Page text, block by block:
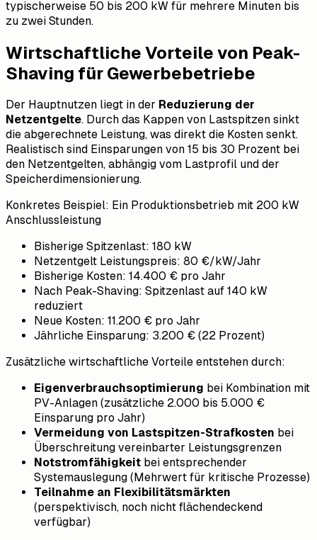
typischerweise 50 bis 200 kW für mehrere Minuten bis
zu zwei Stunden.
Wirtschaftliche Vorteile von Peak-
Shaving für Gewerbebetriebe
Der Hauptnutzen liegt in der Reduzierung der
Netzentgelte. Durch das Kappen von Lastspitzen sinkt
die abgerechnete Leistung, was direkt die Kosten senkt.
Realistisch sind Einsparungen von 15 bis 30 Prozent bei
den Netzentgelten, abhängig vom Lastprofil und der
Speicherdimensionierung.
Konkretes Beispiel: Ein Produktionsbetrieb mit 200 kW
Anschlussleistung
Bisherige Spitzenlast: 180 kW
Netzentgelt Leistungspreis: 80 €/kW/Jahr
Bisherige Kosten: 14.400 € pro Jahr
Nach Peak-Shaving: Spitzenlast auf 140 kW
reduziert
Neue Kosten: 11.200 € pro Jahr
Jährliche Einsparung: 3.200 € (22 Prozent)
Zusätzliche wirtschaftliche Vorteile entstehen durch:
Eigenverbrauchsoptimierung bei Kombination mit
PV-Anlagen (zusätzliche 2.000 bis 5.000 €
Einsparung pro Jahr)
Vermeidung von Lastspitzen-Strafkosten bei
Überschreitung vereinbarter Leistungsgrenzen
Notstromfähigkeit bei entsprechender
Systemauslegung (Mehrwert für kritische Prozesse)
Teilnahme an Flexibilitätsmärkten
(perspektivisch, noch nicht flächendeckend
verfügbar)